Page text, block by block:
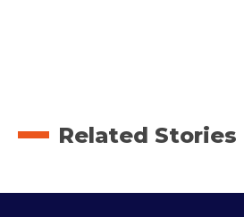
Related Stories